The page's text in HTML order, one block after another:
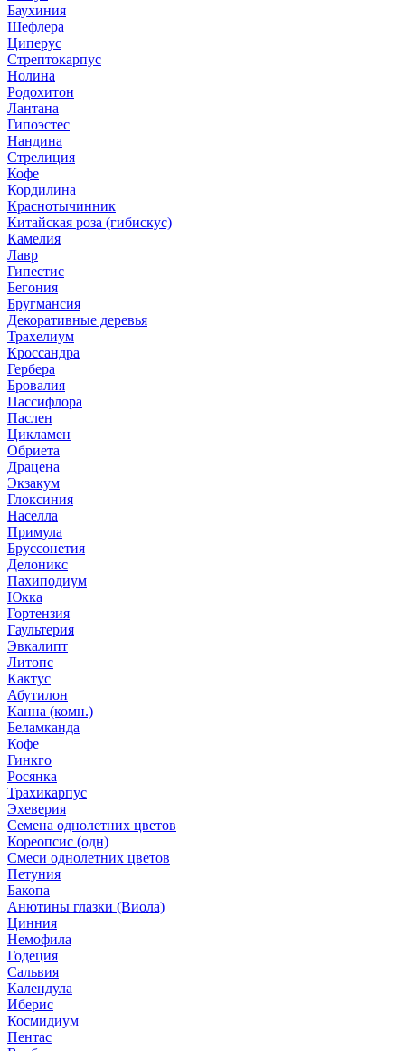
Баухиния
Шефлера
Циперус
Стрептокарпус
Нолина
Родохитон
Лантана
Гипоэстес
Нандина
Стрелиция
Кофе
Кордилина
Краснотычинник
Китайская роза (гибискус)
Камелия
Лавр
Гипестис
Бегония
Бругмансия
Декоративные деревья
Трахелиум
Кроссандра
Гербера
Бровалия
Пассифлора
Паслен
Цикламен
Обриета
Драцена
Экзакум
Глоксиния
Населла
Примула
Бруссонетия
Делоникс
Пахиподиум
Юкка
Гортензия
Гаультерия
Эвкалипт
Литопс
Кактус
Абутилон
Канна (комн.)
Беламканда
Кофе
Гинкго
Росянка
Трахикарпус
Эхеверия
Семена однолетних цветов
Кореопсис (одн)
Смеси однолетних цветов
Петуния
Бакопа
Анютины глазки (Виола)
Цинния
Немофила
Годеция
Сальвия
Календула
Иберис
Космидиум
Пентас